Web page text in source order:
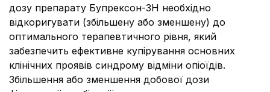
дозу препарату Бупрексон-ЗН необхідно
відкоригувати (збільшену або зменшену) до
оптимального терапевтичного рівня, який
забезпечить ефективне купірування основних
клінічних проявів синдрому відміни опіоїдів.
Збільшення або зменшення добової дози